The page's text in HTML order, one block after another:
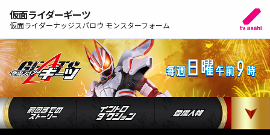
仮面ライダーギーツ
仮面ライダーナッジスパロウ モンスターフォーム